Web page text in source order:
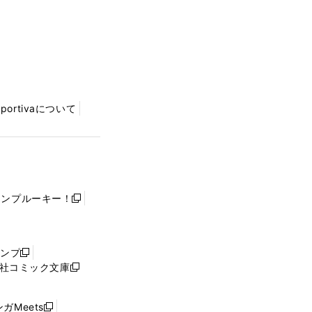
について
プルーキー！
新
ン
プ
新
し
コミック文庫
新
ガMeets
新